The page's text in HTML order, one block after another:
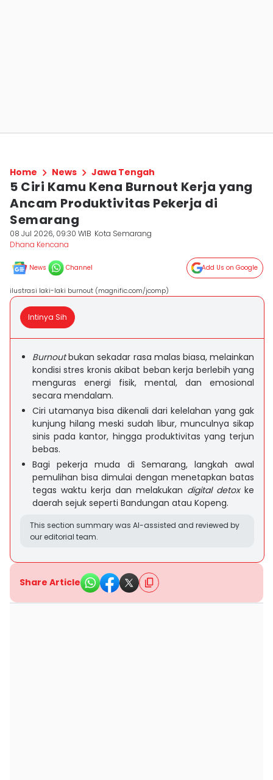
Home News Jawa Tengah
5 Ciri Kamu Kena Burnout Kerja yang
Ancam Produktivitas Pekerja di
Semarang
08 Jul 2026, 09:30 WIB Kota Semarang
Dhana Kencana
News Channel Add Us on Google
ilustrasi laki-laki burnout (magnific.com/jcomp)
Intinya Sih
Burnoutbukan sekadar rasa malas biasa, melainkan
kondisi stres kronis akibat beban kerja berlebih yang
menguras energi fisik, mental, dan emosional
secara mendalam.
Ciri utamanya bisa dikenali dari kelelahan yang gak
kunjung hilang meski sudah libur, munculnya sikap
sinis pada kantor, hingga produktivitas yang terjun
bebas.
Bagi pekerja muda di Semarang, langkah awal
pemulihan bisa dimulai dengan menetapkan batas
tegas waktu kerja dan melakukan digital detoxke
daerah sejuk seperti Bandungan atau Kopeng.
This section summary was AI-assisted and reviewed by
our editorial team.
Share Article